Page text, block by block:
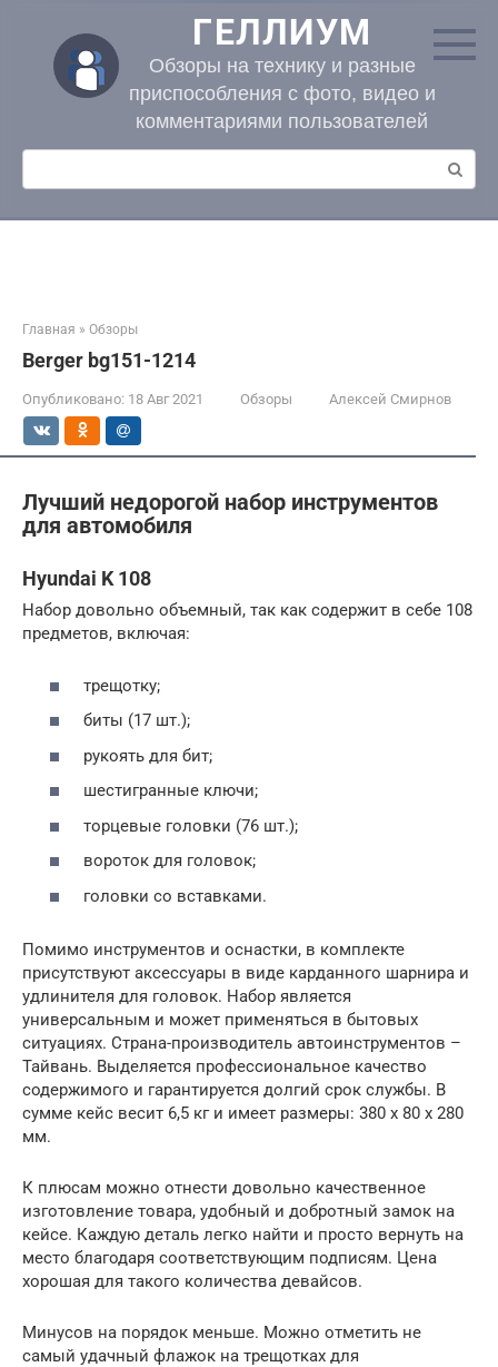
контенту
ГЕЛЛИУМ
Обзоры на технику и разные
приспособления с фото, видео и
комментариями пользователей
Поиск:
Главная » Обзоры
Berger bg151-1214
Опубликовано: 18 Авг 2021 Обзоры Алексей Смирнов
Лучший недорогой набор инструментов
для автомобиля
Hyundai K 108
Набор довольно объемный, так как содержит в себе 108
предметов, включая:
трещотку;
биты (17 шт.);
рукоять для бит;
шестигранные ключи;
торцевые головки (76 шт.);
вороток для головок;
головки со вставками.
Помимо инструментов и оснастки, в комплекте
присутствуют аксессуары в виде карданного шарнира и
удлинителя для головок. Набор является
универсальным и может применяться в бытовых
ситуациях. Страна-производитель автоинструментов –
Тайвань. Выделяется профессиональное качество
содержимого и гарантируется долгий срок службы. В
сумме кейс весит 6,5 кг и имеет размеры: 380 х 80 х 280
мм.
К плюсам можно отнести довольно качественное
изготовление товара, удобный и добротный замок на
кейсе. Каждую деталь легко найти и просто вернуть на
место благодаря соответствующим подписям. Цена
хорошая для такого количества девайсов.
Минусов на порядок меньше. Можно отметить не
самый удачный флажок на трещотках для